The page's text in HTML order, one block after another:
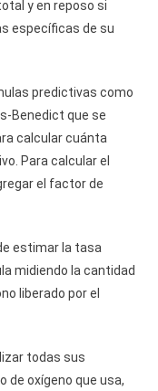
y en reposo si
específicas de su
predictivas como
Benedict que se
calcular cuánta
Para calcular el
el factor de
estimar la tasa
midiendo la cantidad
liberado por el
todas sus
de oxígeno que usa,